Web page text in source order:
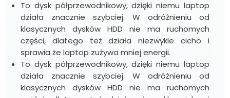
To dysk półprzewodnikowy, dzięki niemu laptop
działa znacznie szybciej. W odróżnieniu od
klasycznych dysków HDD nie ma ruchomych
części, dlatego też działa niezwykle cicho i
sprawia że laptop zużywa mniej energii.
To dysk półprzewodnikowy, dzięki niemu laptop
działa znacznie szybciej. W odróżnieniu od
klasycznych dysków HDD nie ma ruchomych